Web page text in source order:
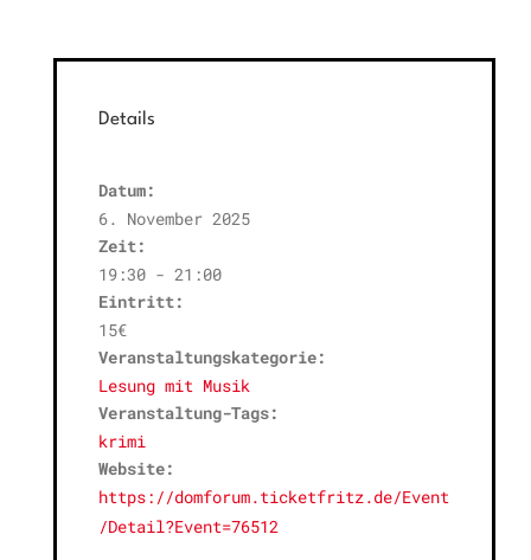
Details
Datum:
6. November 2025
Zeit:
19:30 - 21:00
Eintritt:
15€
Veranstaltungskategorie:
Lesung mit Musik
Veranstaltung-Tags:
krimi
Website:
https://domforum.ticketfritz.de/Event
/Detail?Event=76512